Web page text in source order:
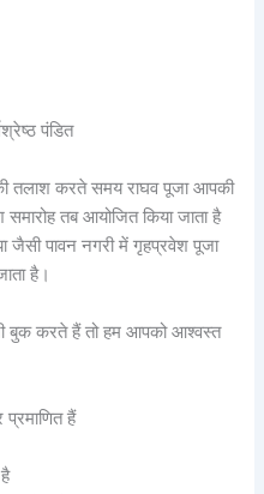
पंडित
तलाश करते समय राघव पूजा आपकी
तब आयोजित किया जाता है
जैसी पावन नगरी में गृहप्रवेश पूजा
है।
बुक करते हैं तो हम आपको आश्वस्त
हैं